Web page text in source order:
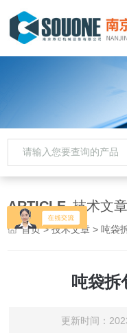
ARTICLE 技术文章
首页>技术文章 > 吨袋
吨袋拆
更新时间：